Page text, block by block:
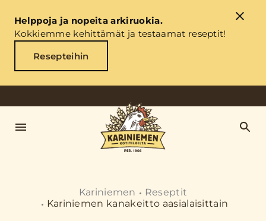
Helppoja ja nopeita arkiruokia.
Kokkiemme kehittämät ja testaamat reseptit!
Resepteihin
Kariniemen
Reseptit
Kariniemen kanakeitto aasialaisittain